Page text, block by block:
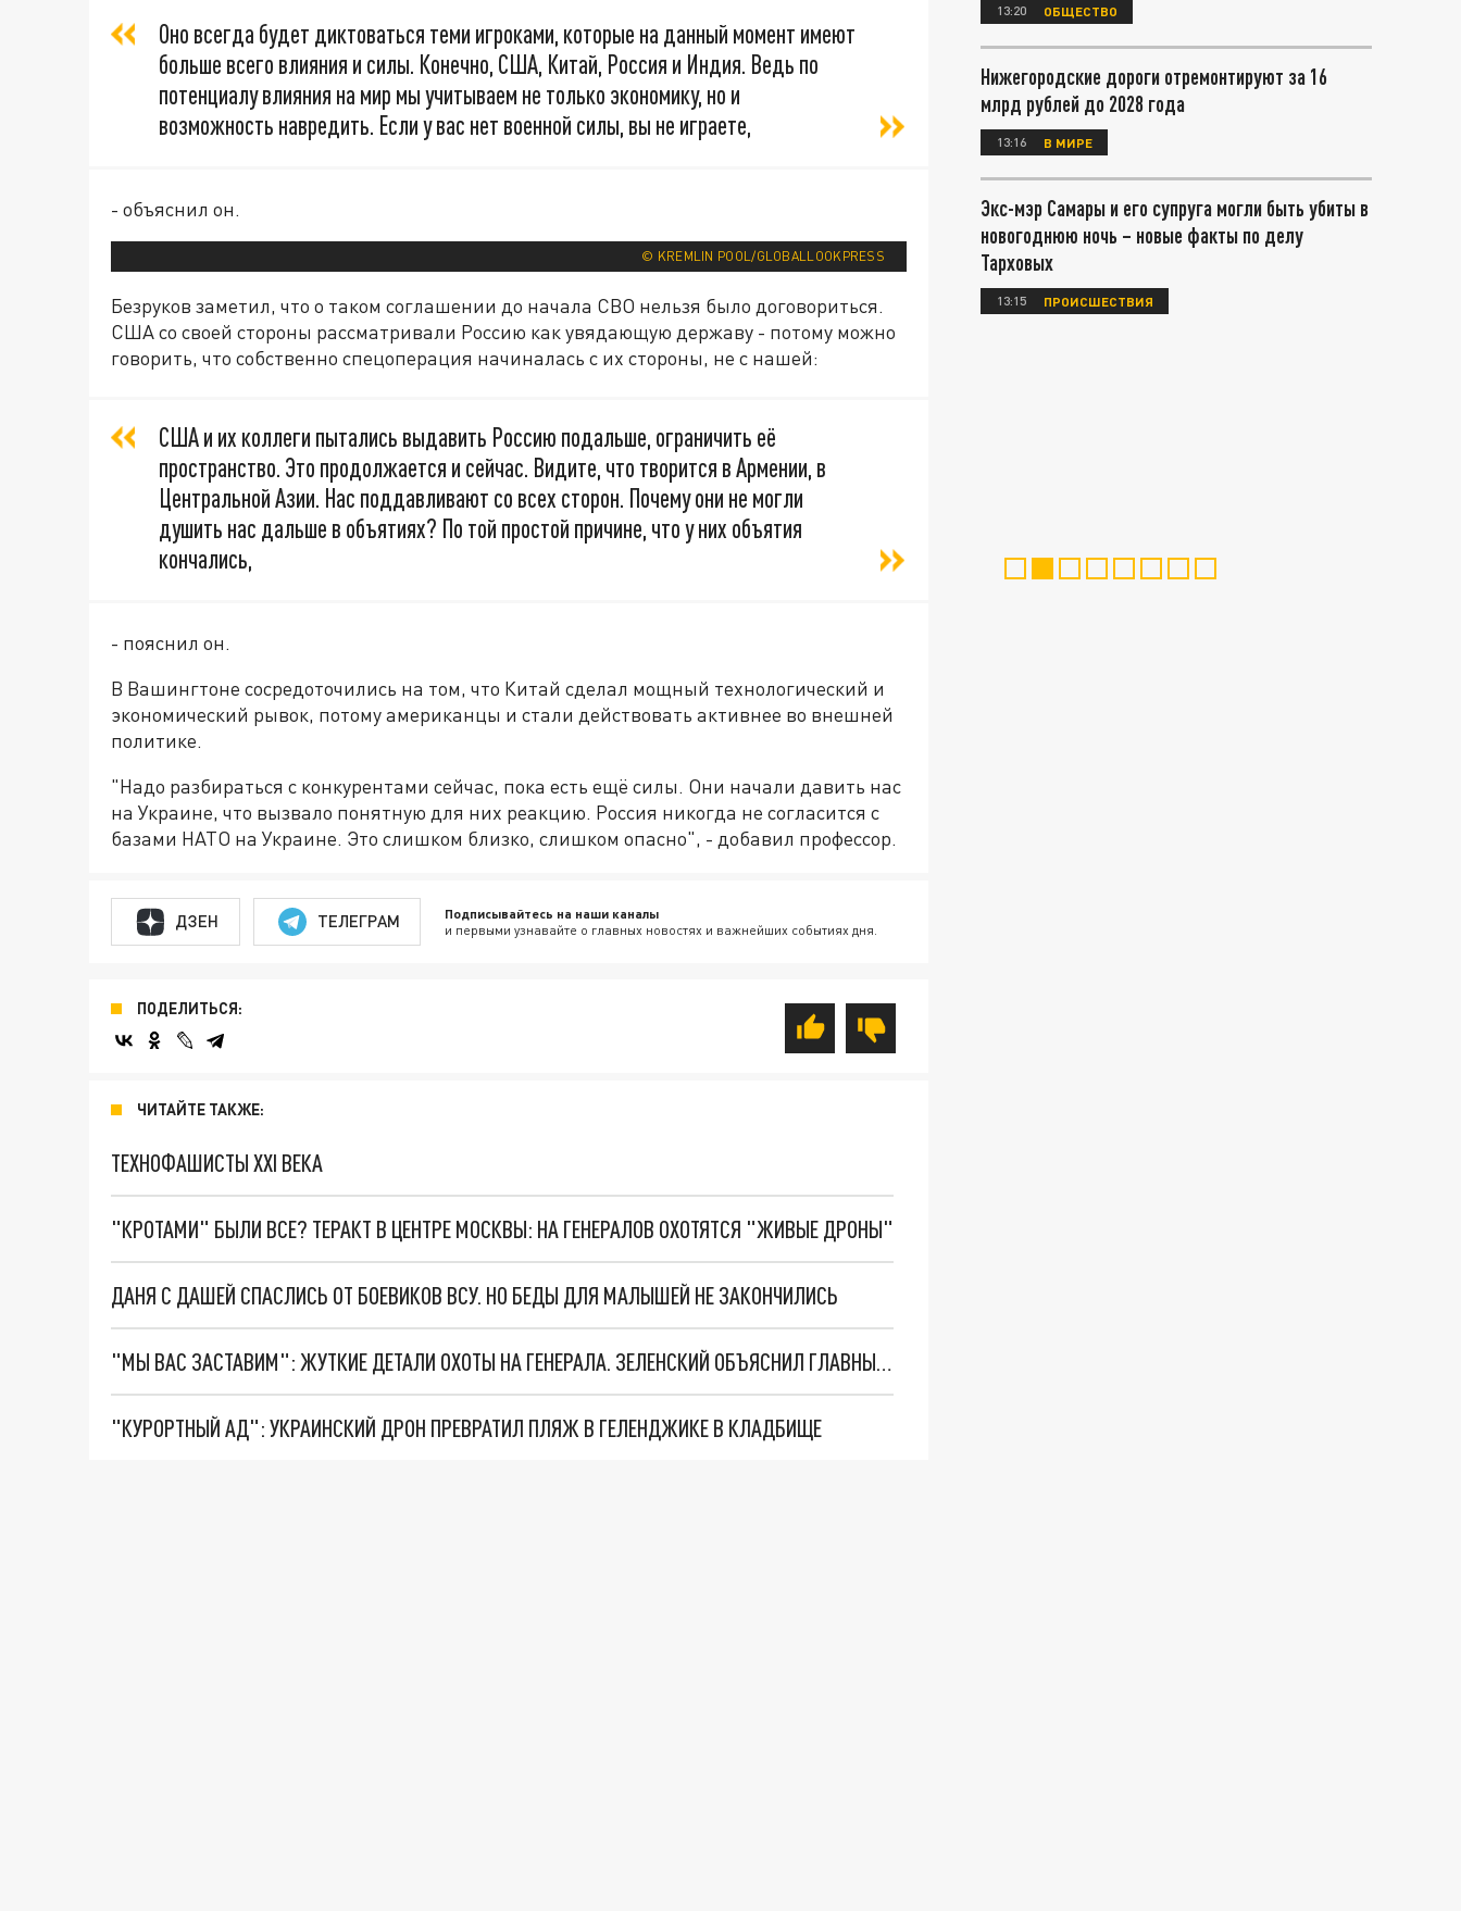
Оно всегда будет диктоваться теми игроками, которые на данный момент имеют
больше всего влияния и силы. Конечно, США, Китай, Россия и Индия. Ведь по
потенциалу влияния на мир мы учитываем не только экономику, но и
возможность навредить. Если у вас нет военной силы, вы не играете,
- объяснил он.
© KREMLIN POOL/GLOBALLOOKPRESS
Безруков заметил, что о таком соглашении до начала СВО нельзя было договориться.
США со своей стороны рассматривали Россию как увядающую державу - потому можно
говорить, что собственно спецоперация начиналась с их стороны, не с нашей:
США и их коллеги пытались выдавить Россию подальше, ограничить её
пространство. Это продолжается и сейчас. Видите, что творится в Армении, в
Центральной Азии. Нас поддавливают со всех сторон. Почему они не могли
душить нас дальше в объятиях? По той простой причине, что у них объятия
кончались,
- пояснил он.
В Вашингтоне сосредоточились на том, что Китай сделал мощный технологический и
экономический рывок, потому американцы и стали действовать активнее во внешней
политике.
"Надо разбираться с конкурентами сейчас, пока есть ещё силы. Они начали давить нас
на Украине, что вызвало понятную для них реакцию. Россия никогда не согласится с
базами НАТО на Украине. Это слишком близко, слишком опасно", - добавил профессор.
ДЗЕН ТЕЛЕГРАМ Подписывайтесь на наши каналы
и первыми узнавайте о главных новостях и важнейших событиях дня.
ПОДЕЛИТЬСЯ:
ЧИТАЙТЕ ТАКЖЕ:
ТЕХНОФАШИСТЫ XXI ВЕКА
"КРОТАМИ" БЫЛИ ВСЕ? ТЕРАКТ В ЦЕНТРЕ МОСКВЫ: НА ГЕНЕРАЛОВ ОХОТЯТСЯ "ЖИВЫЕ ДРОНЫ"
ДАНЯ С ДАШЕЙ СПАСЛИСЬ ОТ БОЕВИКОВ ВСУ. НО БЕДЫ ДЛЯ МАЛЫШЕЙ НЕ ЗАКОНЧИЛИСЬ
"МЫ ВАС ЗАСТАВИМ": ЖУТКИЕ ДЕТАЛИ ОХОТЫ НА ГЕНЕРАЛА. ЗЕЛЕНСКИЙ ОБЪЯСНИЛ ГЛАВНЫЙ СМЫСЛ ТЕРАКТА В ЦЕНТРЕ МОСКВЫ
"КУРОРТНЫЙ АД": УКРАИНСКИЙ ДРОН ПРЕВРАТИЛ ПЛЯЖ В ГЕЛЕНДЖИКЕ В КЛАДБИЩЕ
13:20 ОБЩЕСТВО
Нижегородские дороги отремонтируют за 16
млрд рублей до 2028 года
13:16 В МИРЕ
Экс-мэр Самары и его супруга могли быть убиты в
новогоднюю ночь – новые факты по делу
Тарховых
13:15 ПРОИСШЕСТВИЯ